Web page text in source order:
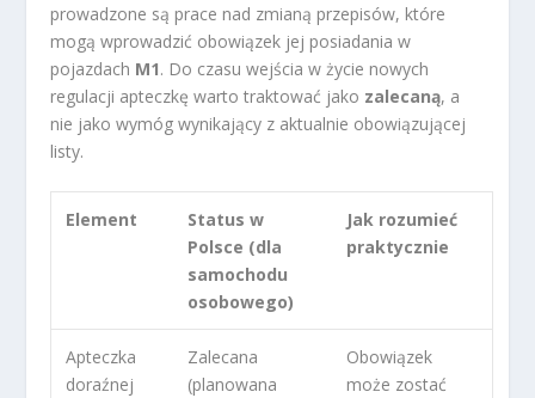
prowadzone są prace nad zmianą przepisów, które
mogą wprowadzić obowiązek jej posiadania w
pojazdach M1. Do czasu wejścia w życie nowych
regulacji apteczkę warto traktować jako zalecaną, a
nie jako wymóg wynikający z aktualnie obowiązującej
listy.
Element
Status w
Polsce (dla
samochodu
osobowego)
Jak rozumieć
praktycznie
Apteczka
doraźnej
Zalecana
(planowana
Obowiązek
może zostać